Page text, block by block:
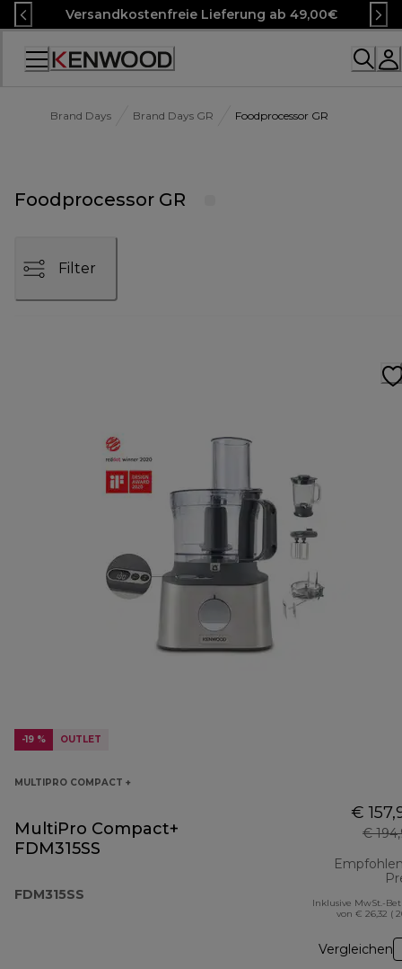
Skip
to
Content
Versandkostenfreie Lieferung ab 49,00€
Accessibility
Brand Days Brand Days GR Foodprocessor GR
Foodprocessor GR
Filter
-19 % OUTLET
MULTIPRO COMPACT +
MultiPro Compact+
FDM315SS
FDM315SS
€
€
Inklusive MwSt.-
von € 26,32 (
Vergleichen